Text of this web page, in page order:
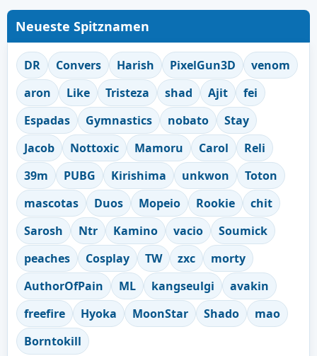
Neueste Spitznamen
DR Convers Harish PixelGun3D
venom
aron
Like Tristeza shad Ajit
fei
Espadas
Gymnastics nobato
Stay
Jacob
Nottoxic Mamoru Carol
Reli
39m
PUBG Kirishima unkwon
Toton
mascotas
Duos Mopeio Rookie
chit
Sarosh
Ntr Kamino vacio
Soumick
peaches
Cosplay TW zxc
morty
AuthorOfPain
ML kangseulgi
avakin
freefire
Hyoka MoonStar Shado
mao
Borntokill